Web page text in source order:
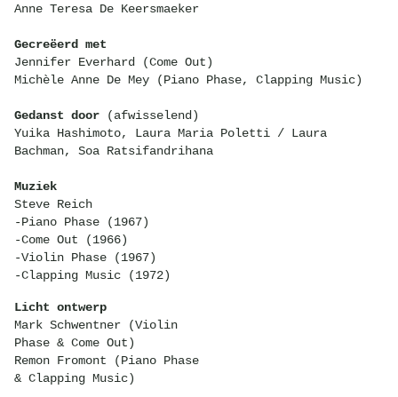
Anne Teresa De Keersmaeker
Gecreëerd met
Jennifer Everhard (Come Out)
Michèle Anne De Mey (Piano Phase, Clapping Music)
Gedanst door
(afwisselend)
Yuika Hashimoto, Laura Maria Poletti / Laura
Bachman, Soa Ratsifandrihana
Muziek
Steve Reich
-Piano Phase (1967)
-Come Out (1966)
-Violin Phase (1967)
-Clapping Music (1972)
Licht ontwerp
Mark Schwentner (Violin
Phase & Come Out)
Remon Fromont (Piano Phase
& Clapping Music)